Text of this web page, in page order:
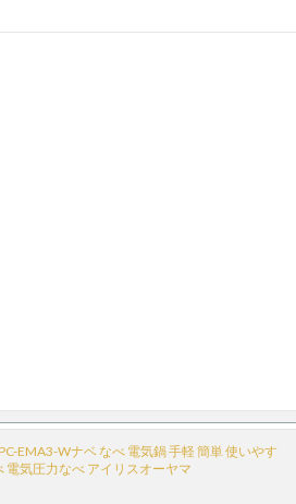
EMA3-Wナベ なべ 電気鍋 手軽 簡単 使いやす
電気圧力なべ アイリスオーヤマ